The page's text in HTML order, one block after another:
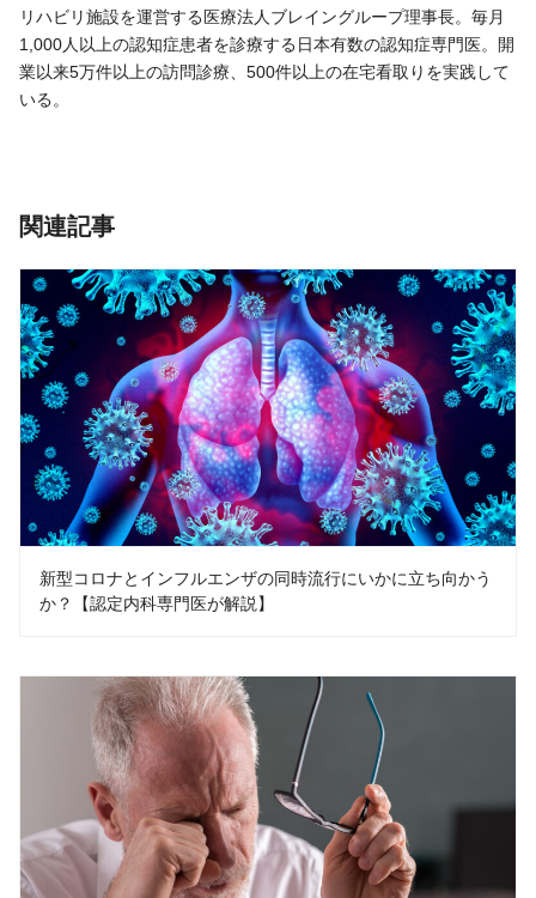
リハビリ施設を運営する医療法人ブレイングループ理事長。毎月
1,000人以上の認知症患者を診療する日本有数の認知症専門医。開
業以来5万件以上の訪問診療、500件以上の在宅看取りを実践して
いる。
関連記事
新型コロナとインフルエンザの同時流行にいかに立ち向かう
か？【認定内科専門医が解説】